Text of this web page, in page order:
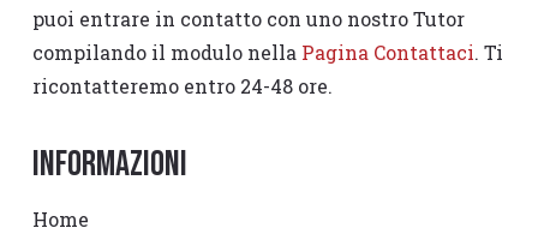
puoi entrare in contatto con uno nostro Tutor
compilando il modulo nella Pagina Contattaci. Ti
ricontatteremo entro 24-48 ore.
Informazioni
Home